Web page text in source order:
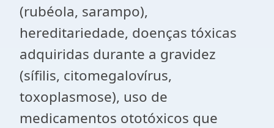
(rubéola, sarampo),
hereditariedade, doenças tóxicas
adquiridas durante a gravidez
(sífilis, citomegalovírus,
toxoplasmose), uso de
medicamentos ototóxicos que